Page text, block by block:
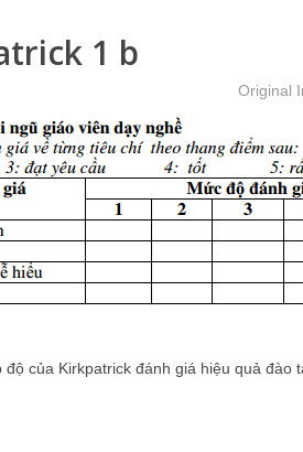
1 b
Original
độ của Kirkpatrick đánh giá hiệu quả đào